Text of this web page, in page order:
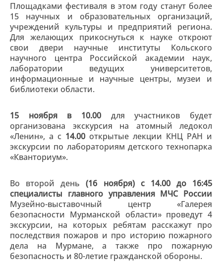
Площадками фестиваля в этом году станут более
15 научных и образовательных организаций,
учреждений культуры и предприятий региона.
Для желающих прикоснуться к науке откроют
свои двери научные институты Кольского
научного центра Российской академии наук,
лаборатории ведущих университетов,
информационные и научные центры, музеи и
библиотеки области.
15 ноября в 10.00 для участников будет
организована экскурсия на атомный ледокол
«Ленин», а с 14.00 открытые лекции КНЦ РАН и
экскурсии по лабораториям детского технопарка
«Кванториум».
Во второй день(16 ноября) с 14.00 до 16:45
специалисты главного управления МЧС России
Музейно-выставочный центр «Галерея
безопасности Мурманской области» проведут 4
экскурсии, на которых ребятам расскажут про
последствия пожаров и про историю пожарного
дела на Мурмане, а также про пожарную
безопасность и 80-летие гражданской обороны.